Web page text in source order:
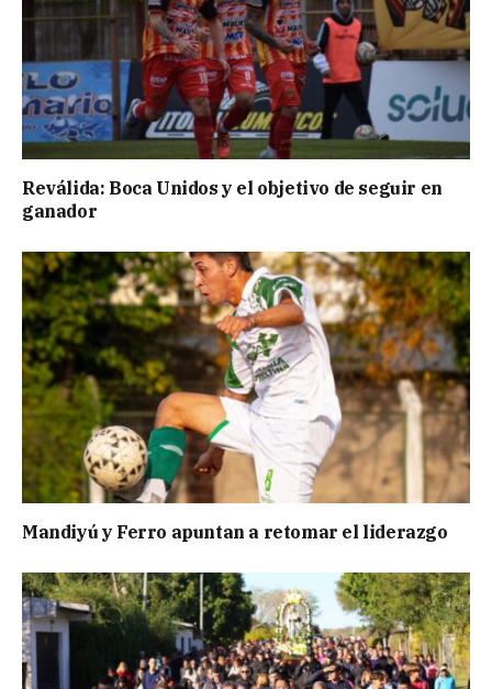
Reválida: Boca Unidos y el objetivo de seguir en
ganador
Mandiyú y Ferro apuntan a retomar el liderazgo